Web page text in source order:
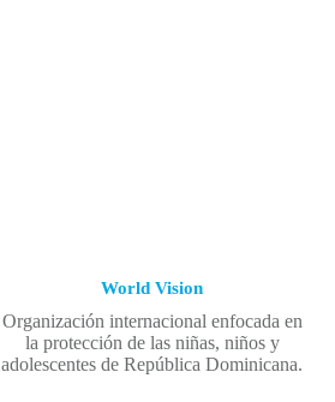
World Vision
Organización internacional enfocada en
la protección de las niñas, niños y
adolescentes de República Dominicana.